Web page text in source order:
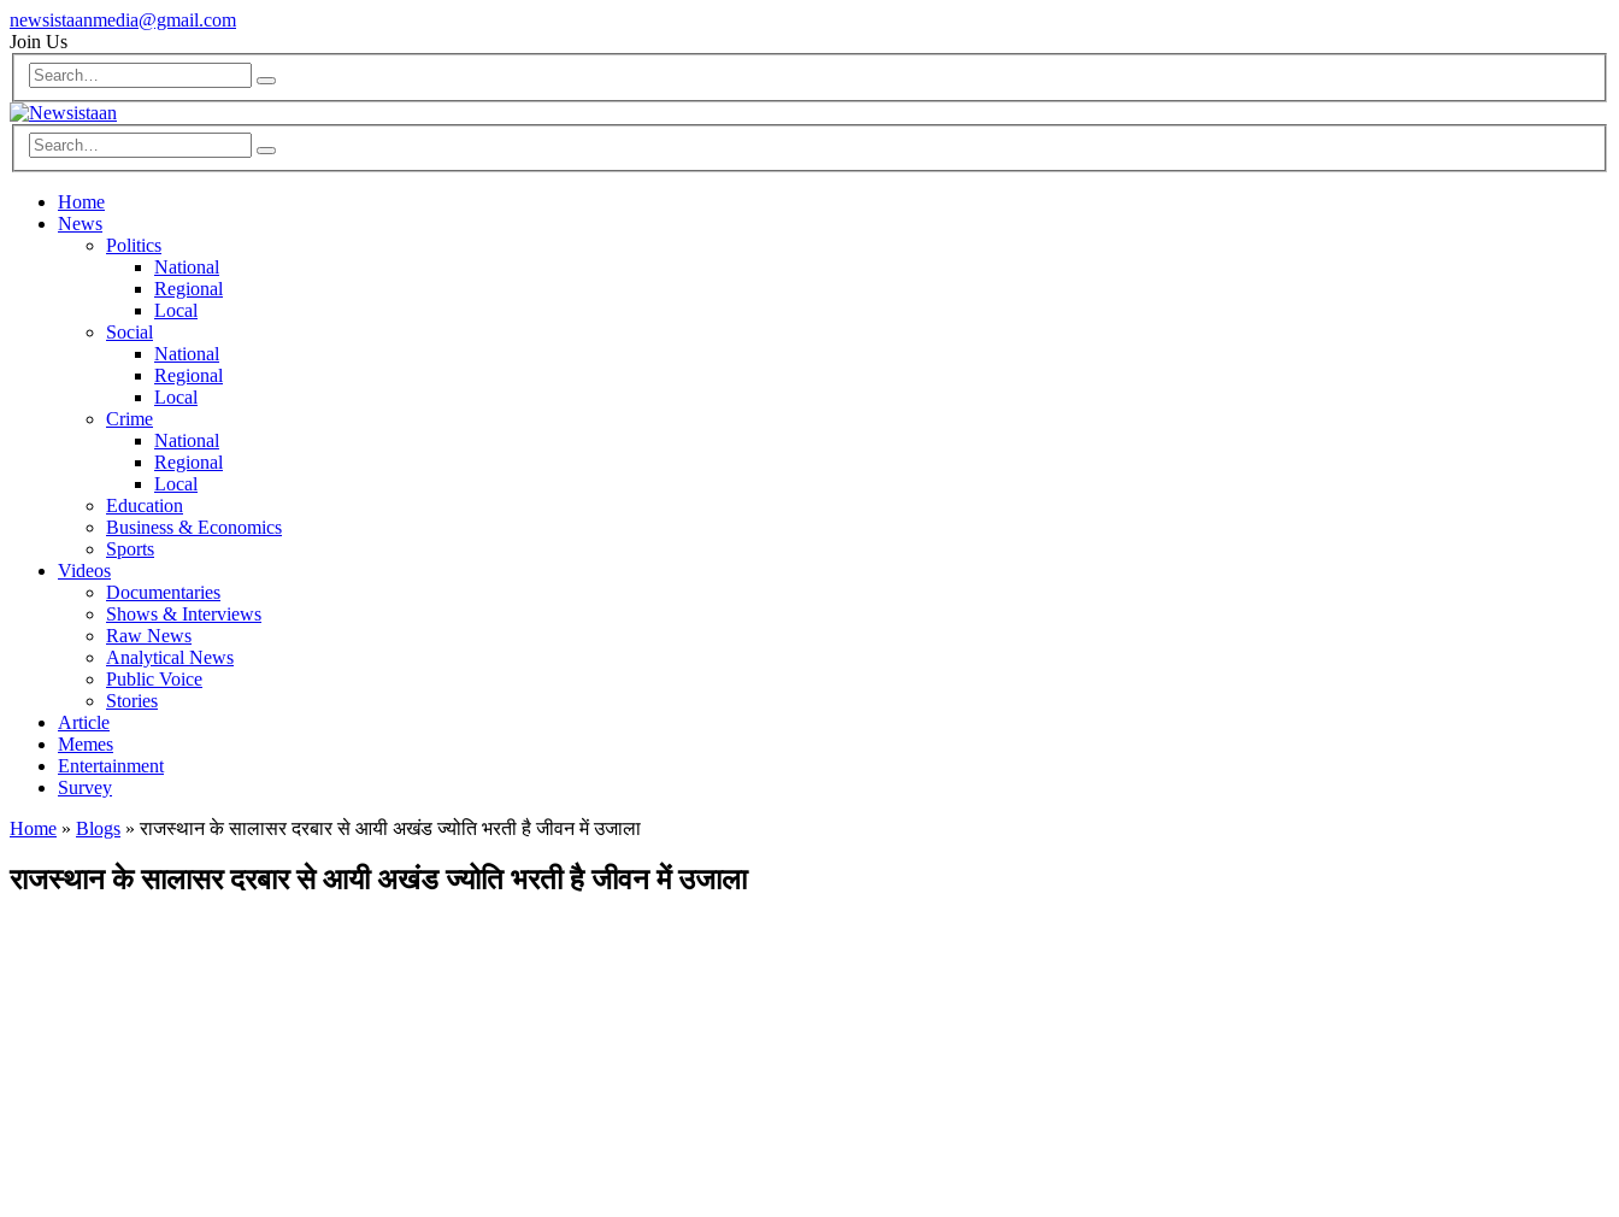
newsistaanmedia@gmail.com
Join Us
Home
News
Politics
National
Regional
Local
Social
National
Regional
Local
Crime
National
Regional
Local
Education
Business & Economics
Sports
Videos
Documentaries
Shows & Interviews
Raw News
Analytical News
Public Voice
Stories
Article
Memes
Entertainment
Survey
Home » Blogs »राजस्थान के सालासर दरबार से आयी अखंड ज्योति भरती है जीवन में उजाला
राजस्थान के सालासर दरबार से आयी अखंड ज्योति भरती है जीवन में उजाला